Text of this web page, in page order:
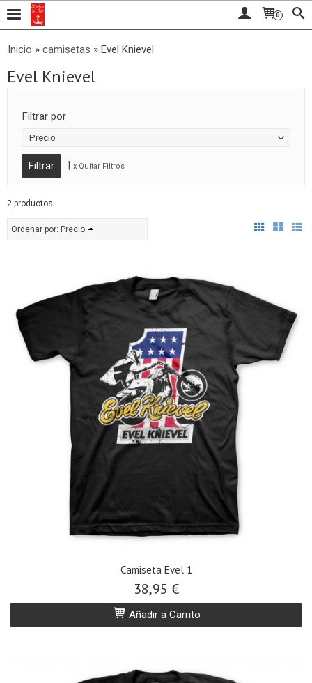
0
Inicio » camisetas » Evel Knievel
Evel Knievel
Filtrar por
Precio
| x Quitar Filtros
2 productos
Ordenar por: Precio
Camiseta Evel 1
38,95 €
Añadir a Carrito